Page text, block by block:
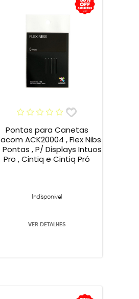
Pontas para Canetas
ACK20004 , Flex Nibs
Pontas , P/ Displays Intuos
Pro , Cintiq e Cintiq Pró
Indisponível
VER DETALHES